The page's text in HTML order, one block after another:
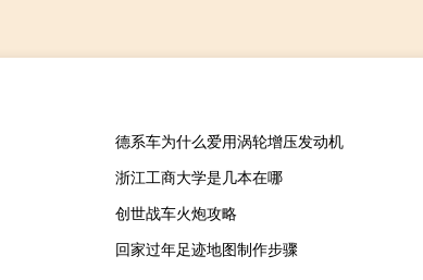
德系车为什么爱用涡轮增压发动机
浙江工商大学是几本在哪
创世战车火炮攻略
回家过年足迹地图制作步骤